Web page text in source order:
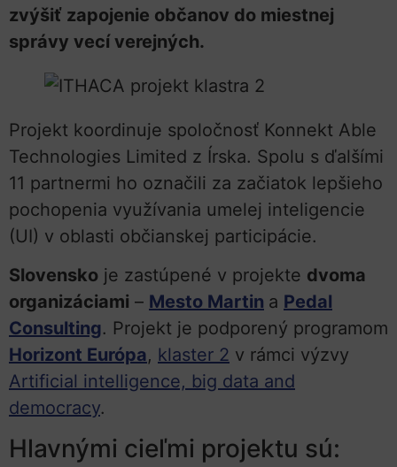
zvýšiť zapojenie občanov do miestnej
správy vecí verejných.
Projekt koordinuje spoločnosť Konnekt Able
Technologies Limited z Írska. Spolu s ďalšími
11 partnermi ho označili za začiatok lepšieho
pochopenia využívania umelej inteligencie
(UI) v oblasti občianskej participácie.
Slovensko je zastúpené v projekte dvoma
organizáciami – Mesto Martin a Pedal
Consulting. Projekt je podporený programom
Horizont Európa, klaster 2 v rámci výzvy
Artificial intelligence, big data and
democracy.
Hlavnými cieľmi projektu sú: